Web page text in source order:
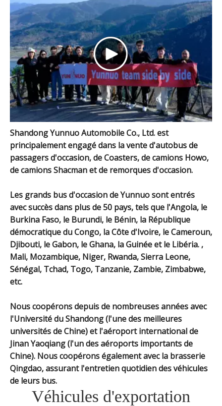
Shandong Yunnuo Automobile Co., Ltd. est
principalement engagé dans la vente d'autobus de
passagers d'occasion, de Coasters, de camions Howo,
de camions Shacman et de remorques d'occasion.
Les grands bus d'occasion de Yunnuo sont entrés
avec succès dans plus de 50 pays, tels que l'Angola, le
Burkina Faso, le Burundi, le Bénin, la République
démocratique du Congo, la Côte d'Ivoire, le Cameroun,
Djibouti, le Gabon, le Ghana, la Guinée et le Libéria. ,
Mali, Mozambique, Niger, Rwanda, Sierra Leone,
Sénégal, Tchad, Togo, Tanzanie, Zambie, Zimbabwe,
etc.
Nous coopérons depuis de nombreuses années avec
l'Université du Shandong (l'une des meilleures
universités de Chine) et l'aéroport international de
Jinan Yaoqiang (l'un des aéroports importants de
Chine). Nous coopérons également avec la brasserie
Qingdao, assurant l'entretien quotidien des véhicules
de leurs bus.
Véhicules d'exportation